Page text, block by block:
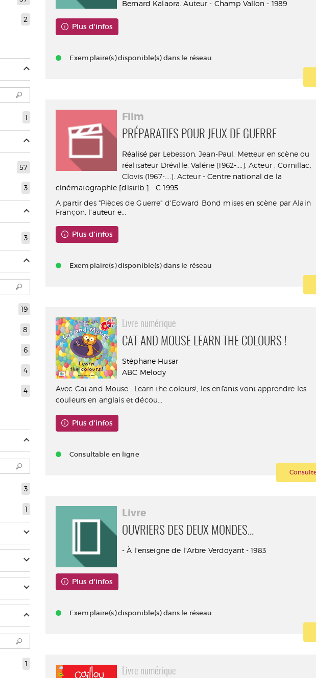
Bernard Kalaora. Auteur - Champ Vallon - 1989
Plus d'infos
Exemplaire(s) disponible(s) dans le réseau
Film
PRÉPARATIFS POUR JEUX DE GUERRE
Réalisé par Lebesson, Jean-Paul. Metteur en scène ou
réalisateur Dréville, Valérie (1962-....). Acteur,Cornillac,
Clovis (1967-....). Acteur- Centre national de la
cinématographie [distrib.] - C 1995
A partir des "Pièces de Guerre" d'Edward Bond mises en scène par Alain
Françon, l'auteur e...
Plus d'infos
Exemplaire(s) disponible(s) dans le réseau
Livre numérique
CAT AND MOUSE LEARN THE COLOURS !
Stéphane Husar
ABC Melody
Avec Cat and Mouse : Learn the colours!, les enfants vont apprendre les
couleurs en anglais et décou...
Plus d'infos
Consultable en ligne
Livre
OUVRIERS DES DEUX MONDES...
- À l'enseigne de l'Arbre Verdoyant - 1983
Plus d'infos
Exemplaire(s) disponible(s) dans le réseau
Livre numérique
2
1
57
3
3
19
8
6
4
4
3
1
1